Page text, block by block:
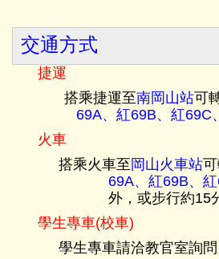
交通方式
捷運
搭乘捷運至南岡山站可
69A、紅69B、 紅69C
火車
搭乘火車至岡山火車站
69A、紅69B、 紅
外， 或步行約15
學生專車(校車)
學生專車請洽教官室詢問